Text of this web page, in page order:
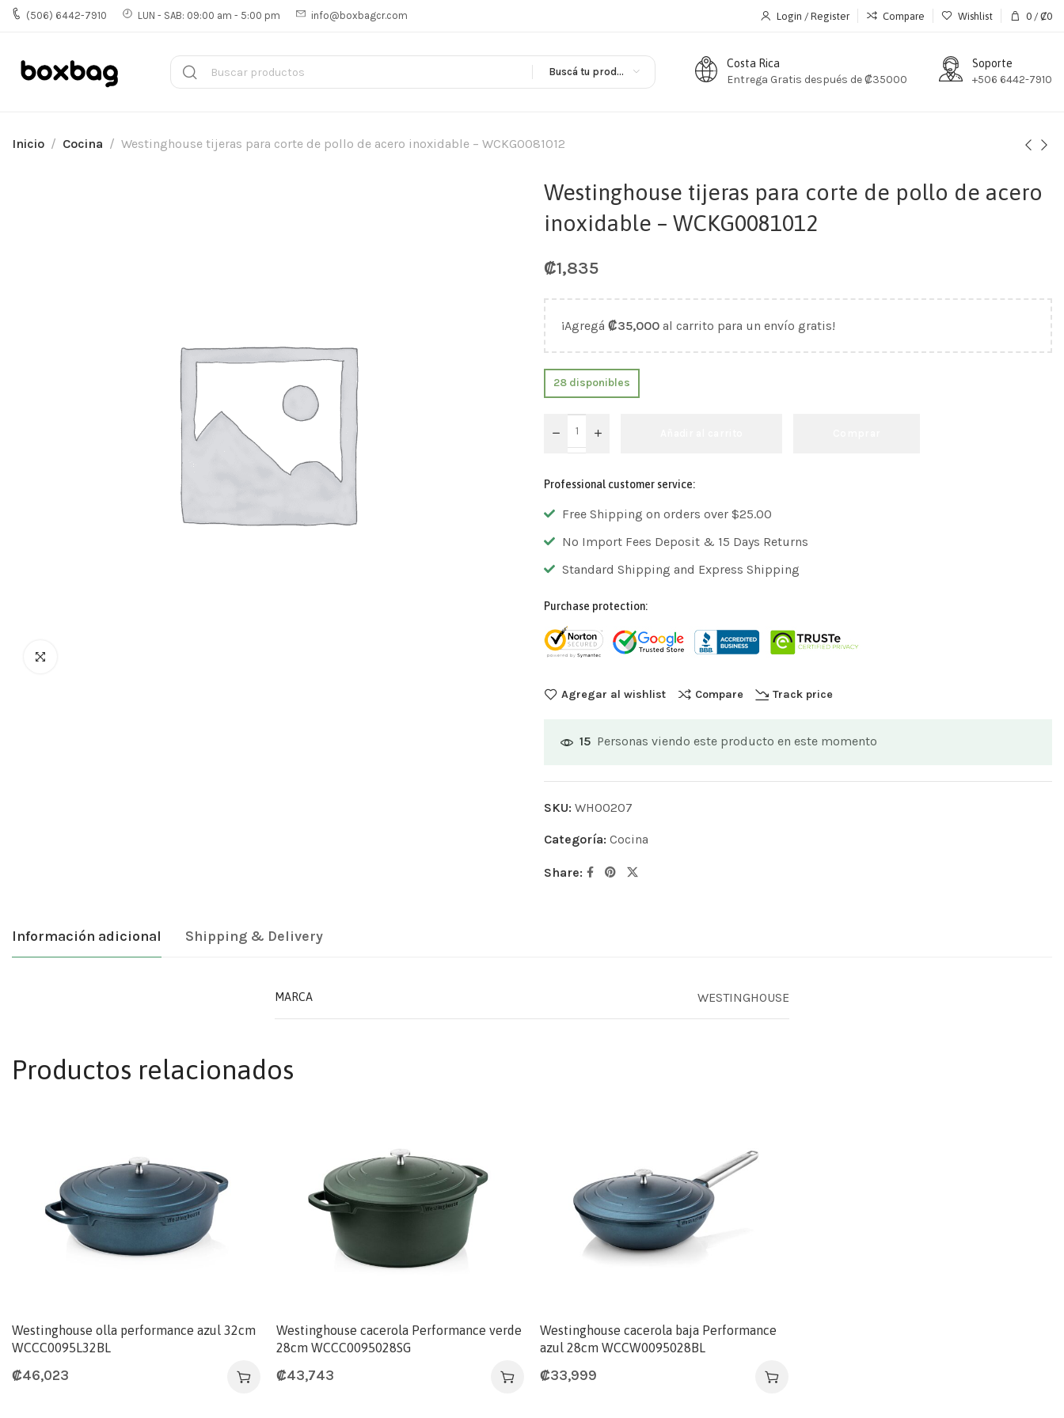
(506) 6442-7910 LUN - SAB: 09:00 am - 5:00 pm info@boxbagcr.com Login / Register Compare Wishlist 0 / ₡0
Buscá tu producto en
Costa Rica
Entrega Gratis después de ₡35000
Soporte
+506 6442-7910
Inicio Cocina Westinghouse tijeras para corte de pollo de acero inoxidable – WCKG0081012
Westinghouse tijeras para corte de pollo de acero
inoxidable – WCKG0081012
₡1,835
¡Agregá ₡35,000 al carrito para un envío gratis!
28 disponibles
Professional customer service:
Free Shipping on orders over $25.00
No Import Fees Deposit & 15 Days Returns
Standard Shipping and Express Shipping
Purchase protection:
Agregar al wishlist Compare Track price
15 Personas viendo este producto en este momento
SKU: WH00207
Categoría: Cocina
Share:
Información adicional Shipping & Delivery
MARCA WESTINGHOUSE
Productos relacionados
Westinghouse olla performance azul 32cm
WCCC0095L32BL
₡46,023
Westinghouse cacerola Performance verde
28cm WCCC0095028SG
₡43,743
Westinghouse cacerola baja Performance
azul 28cm WCCW0095028BL
₡33,999